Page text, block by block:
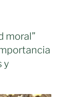
moral”
y